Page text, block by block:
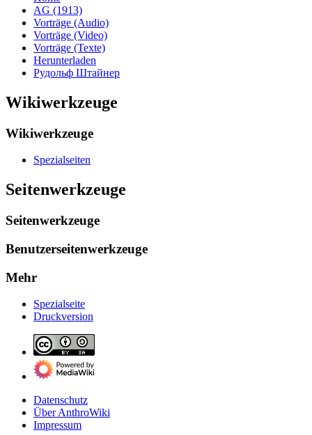
AG (1913)
Vorträge (Audio)
Vorträge (Video)
Vorträge (Texte)
Herunterladen
Рудольф Штайнер
Wikiwerkzeuge
Wikiwerkzeuge
Spezialseiten
Seitenwerkzeuge
Seitenwerkzeuge
Benutzerseitenwerkzeuge
Mehr
Spezialseite
Druckversion
Datenschutz
Über AnthroWiki
Impressum